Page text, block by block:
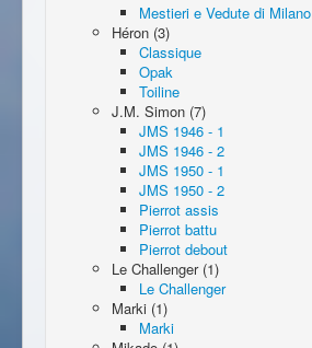
Mestieri e Vedute di Milano
Héron (3)
Classique
Opak
Toiline
J.M. Simon (7)
JMS 1946 - 1
JMS 1946 - 2
JMS 1950 - 1
JMS 1950 - 2
Pierrot assis
Pierrot battu
Pierrot debout
Le Challenger (1)
Le Challenger
Marki (1)
Marki